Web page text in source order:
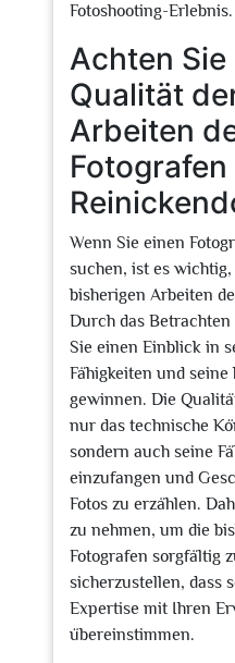
Fotoshooting-Erlebnis.
Achten
Qualität
Arbeiten
Fotografen
Wenn Sie einen
suchen, ist es
bisherigen Arbeiten
Durch das
Sie einen Einblick in
Fähigkeiten und
gewinnen. Die
nur das technische
sondern auch seine
einzufangen und
Fotos zu erzählen.
zu nehmen, um die
Fotografen sorgfältig
sicherzustellen, dass
Expertise mit Ihren
übereinstimmen.